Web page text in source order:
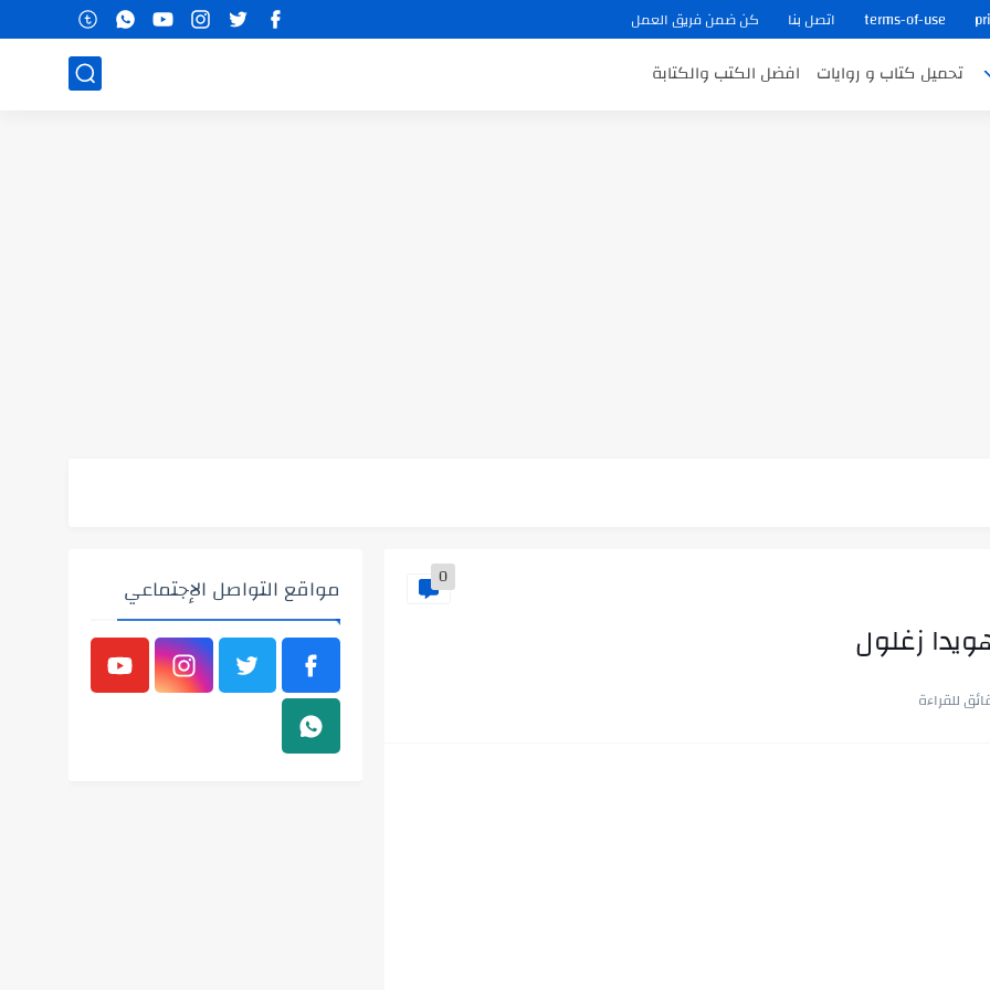
terms-of-use اتصل بنا كن ضمن فريق العمل
تحميل كتاب و روايات افضل الكتب والكتابة
0
زغلول
مواقع التواصل الإجتماعي